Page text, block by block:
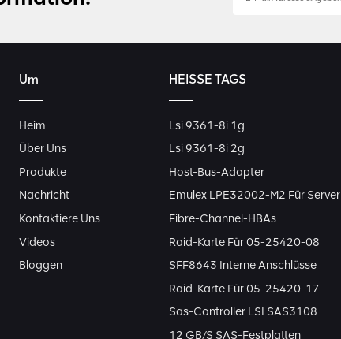
Um
Heim
Über Uns
Produkte
Nachricht
Kontaktiere Uns
Videos
Bloggen
HEISSE TAGS
Lsi 9361-8i 1g
Lsi 9361-8i 2g
Host-Bus-Adapter
Emulex LPE32002-M2 Für Server
Fibre-Channel-HBAs
Raid-Karte Für 05-25420-08
SFF8643 Interne Anschlüsse
Raid-Karte Für 05-25420-17
Sas-Controller LSI SAS3108
12 GB/s SAS-Festplatten